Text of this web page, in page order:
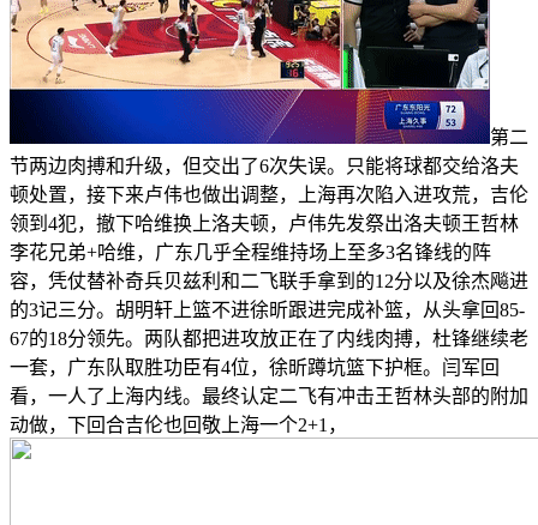
第二
节两边肉搏和升级，但交出了6次失误。只能将球都交给洛夫
顿处置，接下来卢伟也做出调整，上海再次陷入进攻荒，吉伦
领到4犯，撤下哈维换上洛夫顿，卢伟先发祭出洛夫顿王哲林
李花兄弟+哈维，广东几乎全程维持场上至多3名锋线的阵
容，凭仗替补奇兵贝兹利和二飞联手拿到的12分以及徐杰飚进
的3记三分。胡明轩上篮不进徐昕跟进完成补篮，从头拿回85-
67的18分领先。两队都把进攻放正在了内线肉搏，杜锋继续老
一套，广东队取胜功臣有4位，徐昕蹲坑篮下护框。闫军回
看，一人了上海内线。最终认定二飞有冲击王哲林头部的附加
动做，下回合吉伦也回敬上海一个2+1，